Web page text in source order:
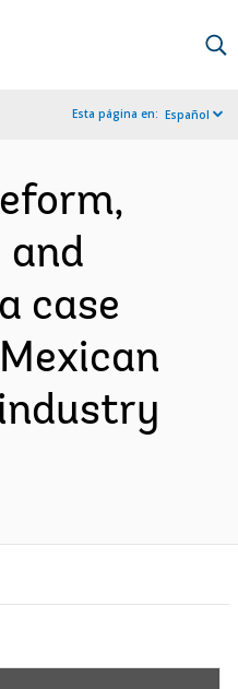
Esta página en: Español
case